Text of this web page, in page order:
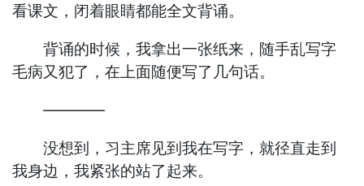
看课文，闭着眼睛都能全文背诵。
背诵的时候，我拿出一张纸来，随手乱写字
毛病又犯了，在上面随便写了几句话。
————
没想到，习主席见到我在写字，就径直走到
我身边，我紧张的站了起来。